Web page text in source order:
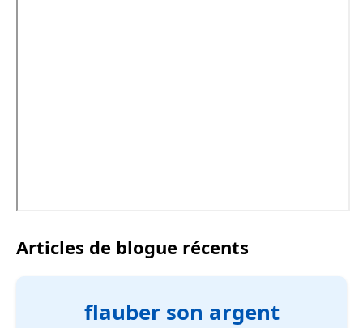
Articles de blogue récents
flauber son argent